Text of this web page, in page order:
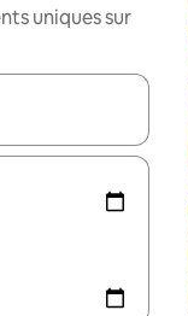
uniques sur
les en